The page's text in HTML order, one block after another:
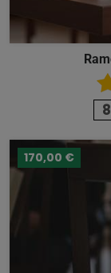
170,00 €